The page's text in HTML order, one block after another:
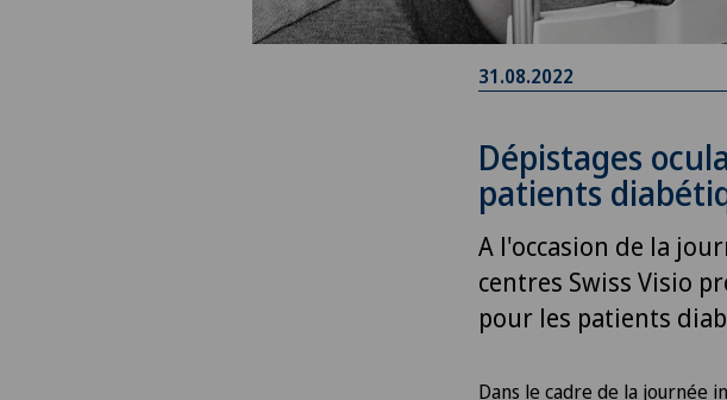
31.08.2022
Dépistages
patients
A l'occasion de la
centres Swiss Visio
pour les patients
Dans le cadre de la journée